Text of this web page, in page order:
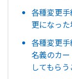
各種変更
更になっ
各種変更
名義のカ
してもら